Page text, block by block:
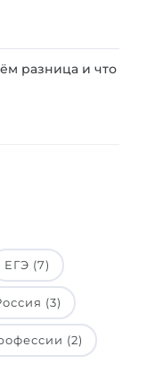
разница и что
ЕГЭ (7)
(3)
(2)